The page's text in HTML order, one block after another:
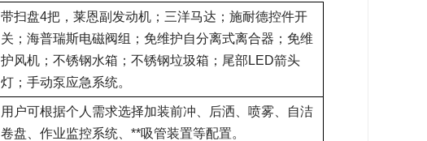
带扫盘4把，莱恩副发动机；三洋马达；施耐德控件开
关；海普瑞斯电磁阀组；免维护自分离式离合器；免维
护风机；不锈钢水箱；不锈钢垃圾箱；尾部LED箭头
灯；手动泵应急系统。
用户可根据个人需求选择加装前冲、后洒、喷雾、自洁
卷盘、作业监控系统、**吸管装置等配置。